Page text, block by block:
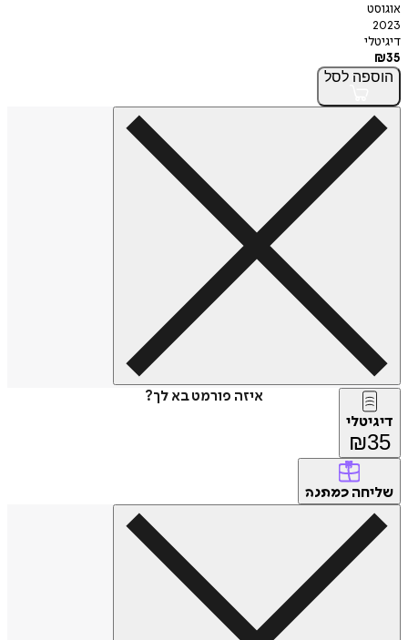
אוגוסט
2023
דיגיטלי
₪35
הוספה לסל
איזה פורמט בא לך?
דיגיטלי
₪35
שליחה כמתנה